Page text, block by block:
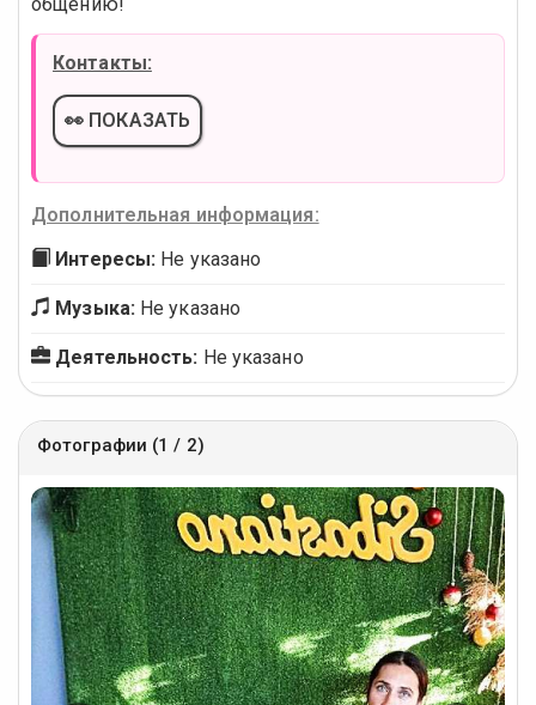
Контакты:
👀 ПОКАЗАТЬ
Дополнительная информация:
Интересы: Не указано
Музыка: Не указано
Деятельность: Не указано
Фотографии (1 / 2)